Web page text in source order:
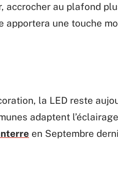
accrocher au plafond
apportera une touche
la LED reste
adaptent
en Septembre